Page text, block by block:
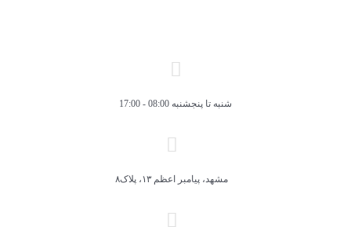
شنبه تا پنجشنبه 08:00 - 17:00
مشهد، پیامبر اعظم ۱۳، پلاک۸